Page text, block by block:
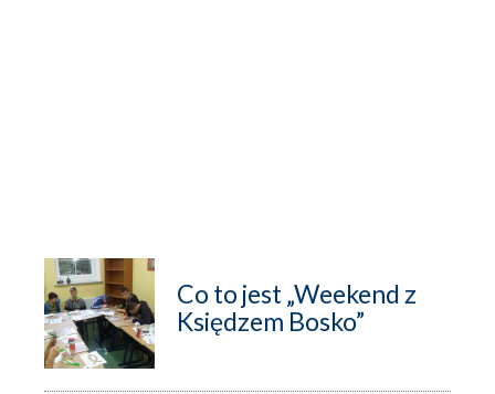
Co to jest „Weekend z
Księdzem Bosko”